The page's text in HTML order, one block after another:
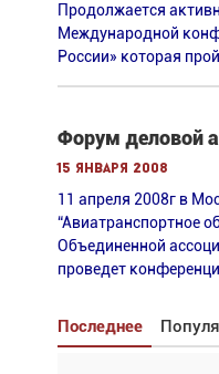
Продолжается
Международной
России» которая
Форум деловой
15 января 2008
11 апреля 2008г в
“Авиатранспортное
Объединенной
проведет
Последнее